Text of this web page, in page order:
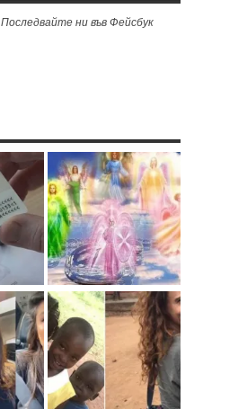
Последвайте ни във Фейсбук